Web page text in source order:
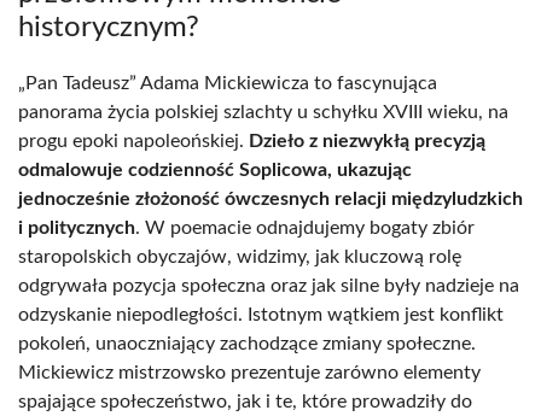
historycznym?
„Pan Tadeusz” Adama Mickiewicza to fascynująca
panorama życia polskiej szlachty u schyłku XVIII wieku, na
progu epoki napoleońskiej. Dzieło z niezwykłą precyzją
odmalowuje codzienność Soplicowa, ukazując
jednocześnie złożoność ówczesnych relacji międzyludzkich
i politycznych. W poemacie odnajdujemy bogaty zbiór
staropolskich obyczajów, widzimy, jak kluczową rolę
odgrywała pozycja społeczna oraz jak silne były nadzieje na
odzyskanie niepodległości. Istotnym wątkiem jest konflikt
pokoleń, unaoczniający zachodzące zmiany społeczne.
Mickiewicz mistrzowsko prezentuje zarówno elementy
spajające społeczeństwo, jak i te, które prowadziły do